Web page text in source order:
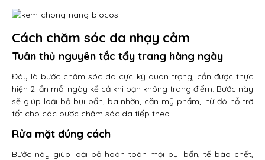
Cách chăm sóc da nhạy cảm
Tuân thủ nguyên tắc tẩy trang hàng ngày
Đây là bước chăm sóc da cực kỳ quan trọng, cần được thực
hiện 2 lần mỗi ngày kể cả khi bạn không trang điểm. Bước này
sẽ giúp loại bỏ bụi bẩn, bã nhờn, cặn mỹ phẩm,…từ đó hỗ trợ
tốt cho các bước chăm sóc da tiếp theo.
Rửa mặt đúng cách
Bước này giúp loại bỏ hoàn toàn mọi bụi bẩn, tế bào chết,